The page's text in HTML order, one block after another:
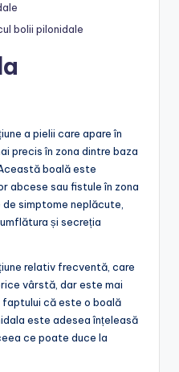
bolii pilonidale
a pielii care apare în
precis în zona dintre baza
boală este
abcese sau fistule în zona
simptome neplăcute,
și secreția
relativ frecventă, care
vârstă, dar este mai
faptului că este o boală
este adesea înțeleasă
ce poate duce la